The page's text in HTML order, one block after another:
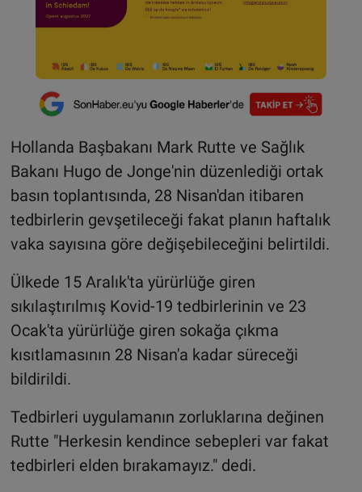
Hollanda Başbakanı Mark Rutte ve Sağlık
Bakanı Hugo de Jonge'nin düzenlediği ortak
basın toplantısında, 28 Nisan'dan itibaren
tedbirlerin gevşetileceği fakat planın haftalık
vaka sayısına göre değişebileceğini belirtildi.
Ülkede 15 Aralık'ta yürürlüğe giren
sıkılaştırılmış Kovid-19 tedbirlerinin ve 23
Ocak'ta yürürlüğe giren sokağa çıkma
kısıtlamasının 28 Nisan'a kadar süreceği
bildirildi.
Tedbirleri uygulamanın zorluklarına değinen
Rutte "Herkesin kendince sebepleri var fakat
tedbirleri elden bırakamayız." dedi.